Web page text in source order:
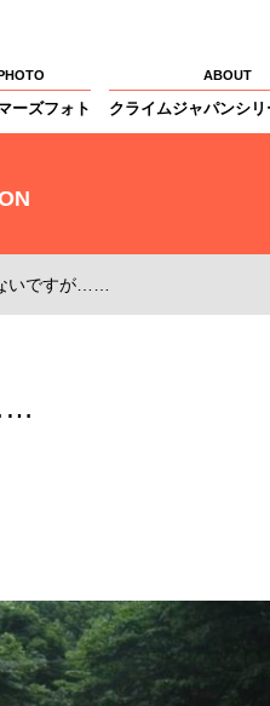
ーズフォト
ABOUT
クライムジャパンシリ
いですが……